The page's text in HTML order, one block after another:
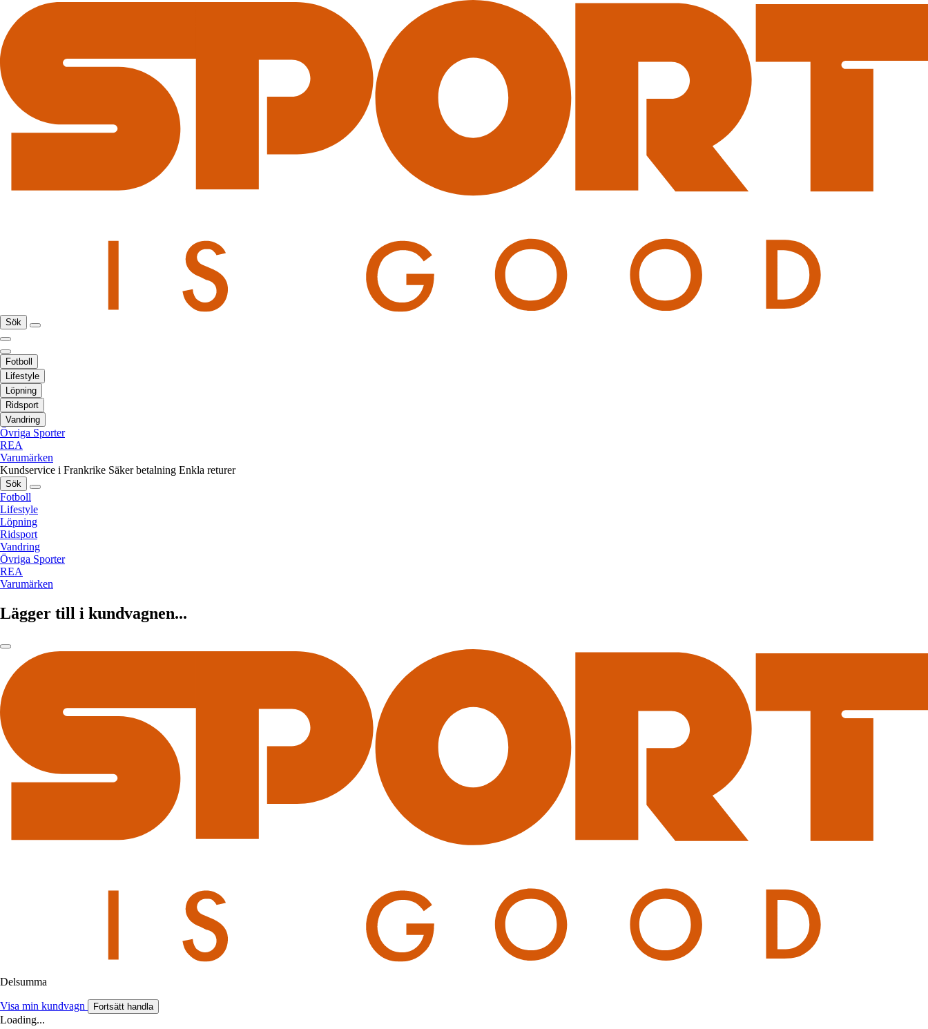
Sök
Fotboll
Lifestyle
Löpning
Ridsport
Vandring
Övriga Sporter
REA
Varumärken
Kundservice i Frankrike Säker betalning Enkla returer
Sök
Fotboll
Lifestyle
Löpning
Ridsport
Vandring
Övriga Sporter
REA
Varumärken
Lägger till i kundvagnen...
Delsumma
Visa min kundvagn Fortsätt handla
Loading...